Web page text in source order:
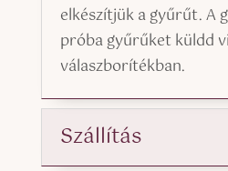
elkészítjük a gyűrűt. A
próba gyűrűket küldd
válaszborítékban.
Szállítás